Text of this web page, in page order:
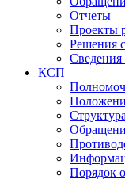
Отчеты
Проекты
Решения
Сведения
КСП
Структура
Порядок